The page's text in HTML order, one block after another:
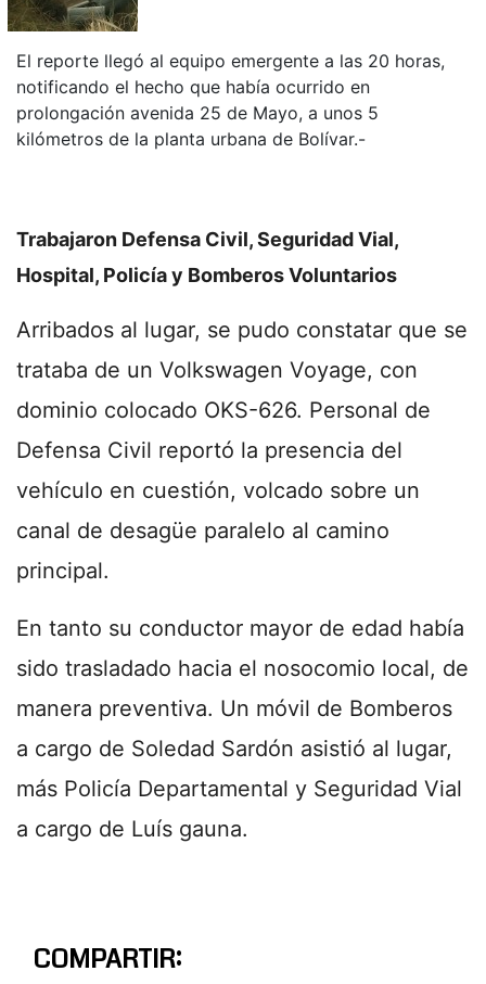
El reporte llegó al equipo emergente a las 20 horas,
notificando el hecho que había ocurrido en
prolongación avenida 25 de Mayo, a unos 5
kilómetros de la planta urbana de Bolívar.-
Trabajaron Defensa Civil, Seguridad Vial,
Hospital, Policía y Bomberos Voluntarios
Arribados al lugar, se pudo constatar que se
trataba de un Volkswagen Voyage, con
dominio colocado OKS-626. Personal de
Defensa Civil reportó la presencia del
vehículo en cuestión, volcado sobre un
canal de desagüe paralelo al camino
principal.
En tanto su conductor mayor de edad había
sido trasladado hacia el nosocomio local, de
manera preventiva. Un móvil de Bomberos
a cargo de Soledad Sardón asistió al lugar,
más Policía Departamental y Seguridad Vial
a cargo de Luís gauna.
COMPARTIR: